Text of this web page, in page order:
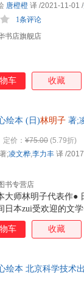
书店旗舰店
1条评论
唐橙橙 译 /2021-11-01 /
车 收藏
绘本 (日)林明子 著;
大师林明子代表作●
日本zui受欢迎的文
风吸引到，读罢故
有些胆小，但她们
黎便勇敢地出门去
定价： ¥75.00 (5.79折)
书专营店
著;凌文桦,李力丰 译 /
车 收藏
绘本 北京科学技术